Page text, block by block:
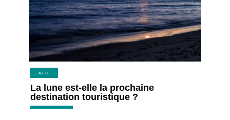
ACTU
La lune est-elle la prochaine
destination touristique ?